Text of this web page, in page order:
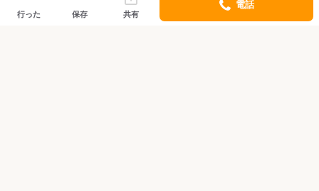
行った 保存 共有
電話